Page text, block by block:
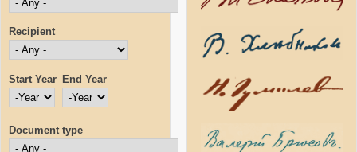
Recipient
Start Year
Start Year
Year
End Year
End Year
Year
Document type